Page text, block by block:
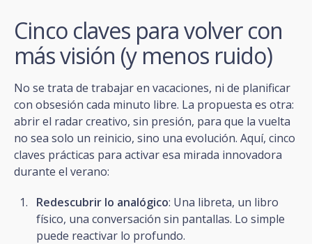
Cinco claves para volver con
más visión (y menos ruido)
No se trata de trabajar en vacaciones, ni de planificar
con obsesión cada minuto libre. La propuesta es otra:
abrir el radar creativo, sin presión, para que la vuelta
no sea solo un reinicio, sino una evolución. Aquí, cinco
claves prácticas para activar esa mirada innovadora
durante el verano:
Redescubrir lo analógico: Una libreta, un libro
físico, una conversación sin pantallas. Lo simple
puede reactivar lo profundo.